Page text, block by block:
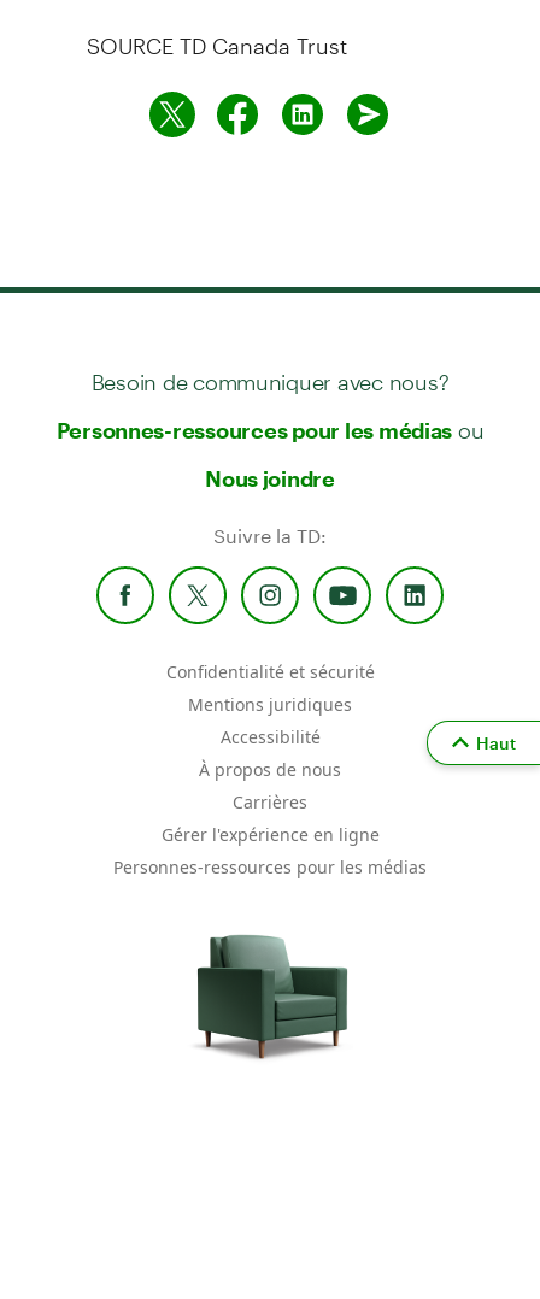
SOURCE TD Canada Trust
Besoin de communiquer avec nous?
Personnes-ressources pour les médias ou
Nous joindre
Suivre la TD:
Confidentialité et sécurité
Mentions juridiques
Accessibilité
À propos de nous
Carrières
Gérer l'expérience en ligne
Personnes-ressources pour les médias
Haut